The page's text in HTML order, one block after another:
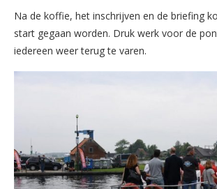
Na de koffie, het inschrijven en de briefing
start gegaan worden. Druk werk voor de
iedereen weer terug te varen.